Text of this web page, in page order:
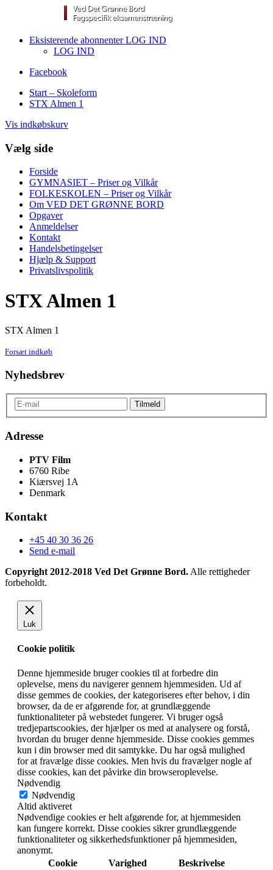
Eksisterende abonnenter LOG IND
LOG IND
Facebook
Start – Skoleform
STX Almen 1
Vis indkøbskurv
Vælg side
Forside
GYMNASIET – Priser og Vilkår
FOLKESKOLEN – Priser og Vilkår
Om VED DET GRØNNE BORD
Opgaver
Anmeldelser
Kontakt
Handelsbetingelser
Hjælp & Support
Privatslivspolitik
STX Almen 1
STX Almen 1
Forsæt indkøb
Nyhedsbrev
Adresse
PTV Film
6760 Ribe
Kiærsvej 1A
Denmark
Kontakt
+45 40 30 36 26
Send e-mail
Copyright 2012-2018 Ved Det Grønne Bord. Alle rettigheder
forbeholdt.
Luk
Cookie politik
Denne hjemmeside bruger cookies til at forbedre din
oplevelse, mens du navigerer gennem hjemmesiden. Ud af
disse gemmes de cookies, der kategoriseres efter behov, i din
browser, da de er afgørende for, at grundlæggende
funktionaliteter på webstedet fungerer. Vi bruger også
tredjepartscookies, der hjælper os med at analysere og forstå,
hvordan du bruger denne hjemmeside. Disse cookies gemmes
kun i din browser med dit samtykke. Du har også mulighed
for at fravælge disse cookies. Men hvis du fravælger nogle af
disse cookies, kan det påvirke din browseroplevelse.
Nødvendig
Nødvendig
Altid aktiveret
Nødvendige cookies er helt afgørende for, at hjemmesiden
kan fungere korrekt. Disse cookies sikrer grundlæggende
funktionaliteter og sikkerhedsfunktioner på hjemmesiden,
anonymt.
Cookie
Varighed Beskrivelse